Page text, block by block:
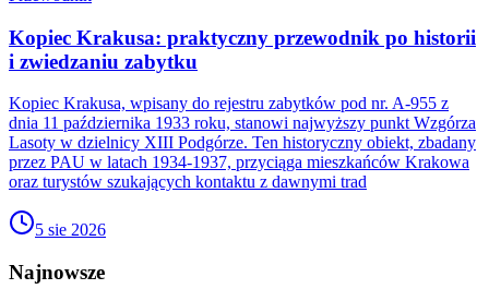
Kopiec Krakusa: praktyczny przewodnik po historii
i zwiedzaniu zabytku
Kopiec Krakusa, wpisany do rejestru zabytków pod nr. A-955 z
dnia 11 października 1933 roku, stanowi najwyższy punkt Wzgórza
Lasoty w dzielnicy XIII Podgórze. Ten historyczny obiekt, zbadany
przez PAU w latach 1934-1937, przyciąga mieszkańców Krakowa
oraz turystów szukających kontaktu z dawnymi trad
5 sie 2026
Najnowsze